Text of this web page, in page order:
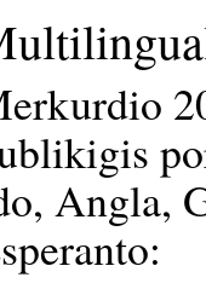
Angla,